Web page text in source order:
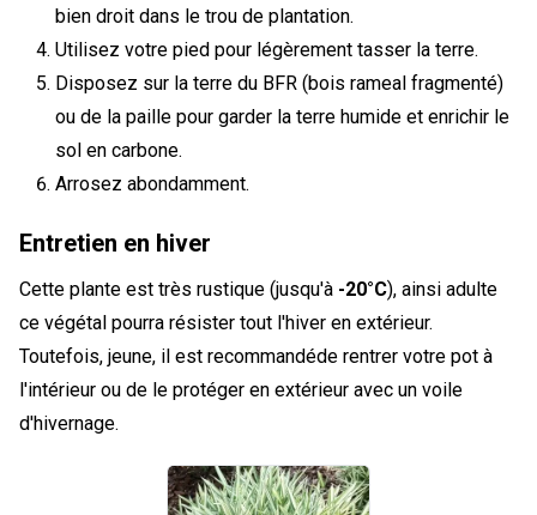
bien droit dans le trou de plantation.
Utilisez votre pied pour légèrement tasser la terre.
Disposez sur la terre du BFR (bois rameal fragmenté)
ou de la paille pour garder la terre humide et enrichir le
sol en carbone.
Arrosez abondamment.
Entretien en hiver
Cette plante est très rustique (jusqu'à -20°C), ainsi adulte
ce végétal pourra résister tout l'hiver en extérieur.
Toutefois, jeune, il est recommandéde rentrer votre pot à
l'intérieur ou de le protéger en extérieur avec un voile
d'hivernage.